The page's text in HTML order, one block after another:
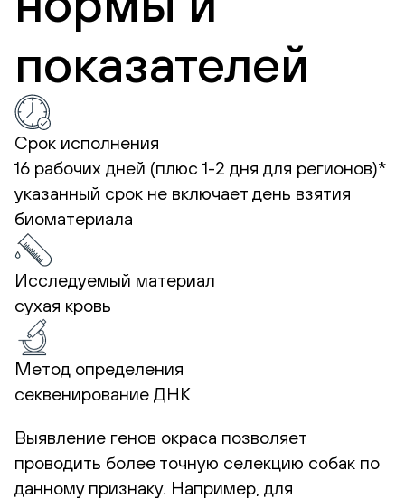
показателей
Срок исполнения
16 рабочих дней (плюс 1-2 дня для регионов)*
указанный срок не включает день взятия
биоматериала
Исследуемый материал
сухая кровь
Метод определения
секвенирование ДНК
Выявление генов окраса позволяет
проводить более точную селекцию собак по
данному признаку. Например, для